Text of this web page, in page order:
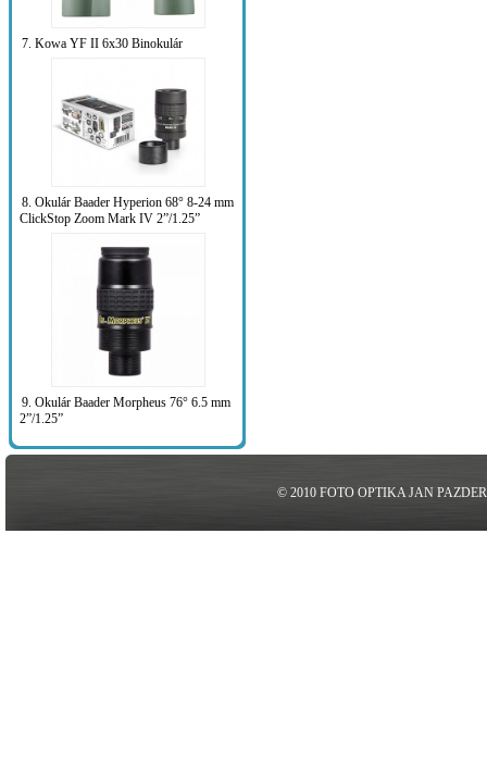
7. Kowa YF II 6x30 Binokulár
8. Okulár Baader Hyperion 68° 8-24 mm
ClickStop Zoom Mark IV 2”/1.25”
9. Okulár Baader Morpheus 76° 6.5 mm
2”/1.25”
© 2010 FOTO OPTIKA JAN